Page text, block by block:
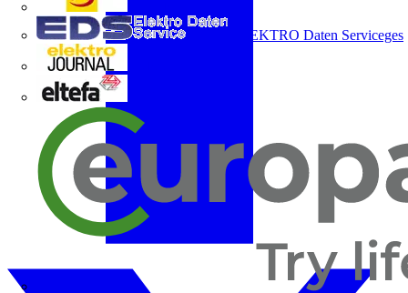
ELEKTRO Daten Serviceges